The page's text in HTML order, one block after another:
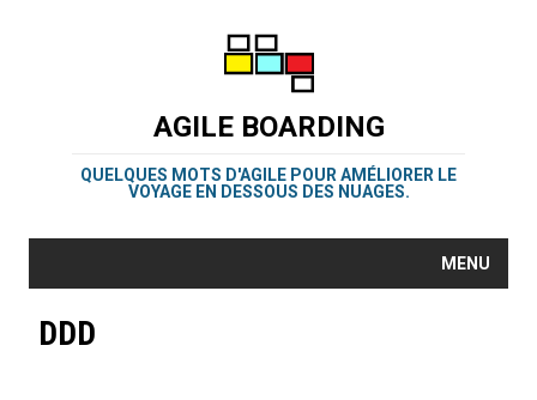
AGILE BOARDING
QUELQUES MOTS D'AGILE POUR AMÉLIORER LE
VOYAGE EN DESSOUS DES NUAGES.
MENU
DDD